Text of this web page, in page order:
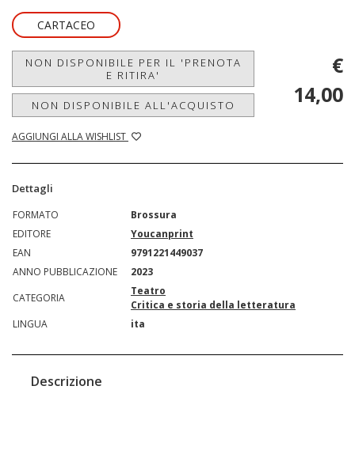
CARTACEO
NON DISPONIBILE PER IL 'PRENOTA
E RITIRA'
NON DISPONIBILE ALL'ACQUISTO
AGGIUNGI ALLA WISHLIST
€
14,00
Dettagli
FORMATO
Brossura
EDITORE
Youcanprint
EAN
9791221449037
ANNO PUBBLICAZIONE
2023
CATEGORIA
Teatro
Critica e storia della letteratura
LINGUA
ita
Descrizione